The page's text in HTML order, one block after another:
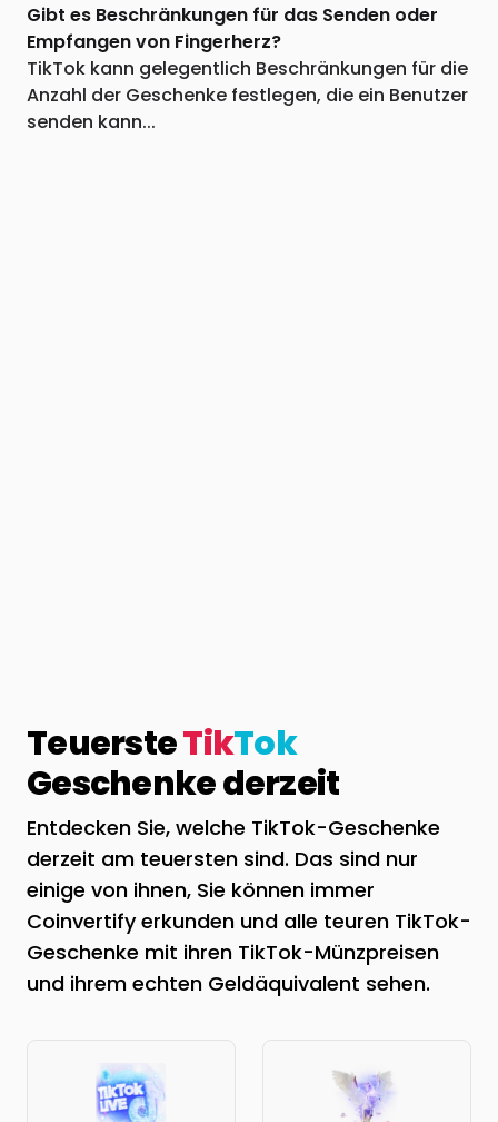
Gibt es Beschränkungen für das Senden oder
Empfangen von Fingerherz?
TikTok kann gelegentlich Beschränkungen für die
Anzahl der Geschenke festlegen, die ein Benutzer
senden kann...
TeuersteTikTok
Geschenke derzeit
Entdecken Sie, welche TikTok-Geschenke
derzeit am teuersten sind. Das sind nur
einige von ihnen, Sie können immer
Coinvertify erkunden und alle teuren TikTok-
Geschenke mit ihren TikTok-Münzpreisen
und ihrem echten Geldäquivalent sehen.